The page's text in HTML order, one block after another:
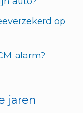
op
alarm?
jaren